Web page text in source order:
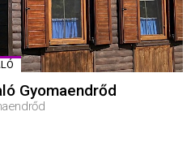
Gyomaendrőd